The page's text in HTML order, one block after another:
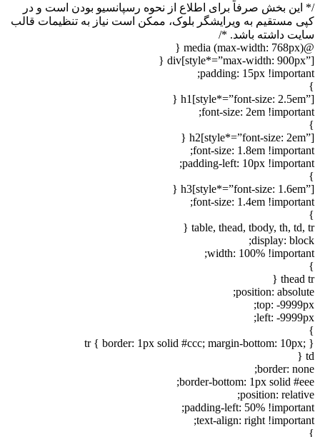
/* این بخش صرفاً برای اطلاع از نحوه رسپانسیو بودن است و در
کپی مستقیم به ویرایشگر بلوک، ممکن است نیاز به تنظیمات قالب
سایت داشته باشد. */
@media (max-width: 768px) {
div[style*=”max-width: 900px”] {
padding: 15px !important;
}
h1[style*=”font-size: 2.5em”] {
font-size: 2em !important;
}
h2[style*=”font-size: 2em”] {
font-size: 1.8em !important;
padding-left: 10px !important;
}
h3[style*=”font-size: 1.6em”] {
font-size: 1.4em !important;
}
table, thead, tbody, th, td, tr {
display: block;
width: 100% !important;
}
thead tr {
position: absolute;
top: -9999px;
left: -9999px;
}
tr { border: 1px solid #ccc; margin-bottom: 10px; }
td {
border: none;
border-bottom: 1px solid #eee;
position: relative;
padding-left: 50% !important;
text-align: right !important;
}